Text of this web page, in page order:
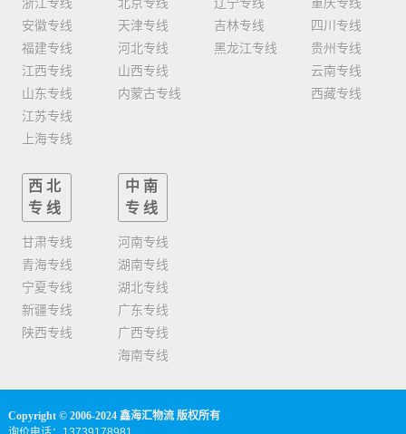
安徽专线
福建专线
江西专线
山东专线
江苏专线
上海专线
天津专线
河北专线
山西专线
内蒙古专线
吉林专线
黑龙江专线
四川专线
贵州专线
云南专线
西藏专线
西北
专线
甘肃专线
青海专线
宁夏专线
新疆专线
陕西专线
中南
专线
河南专线
湖南专线
湖北专线
广东专线
广西专线
海南专线
Copyright © 2006-2024 鑫海汇物流 版权所有